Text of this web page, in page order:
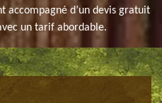
accompagné d’un devis gratuit
un tarif abordable.